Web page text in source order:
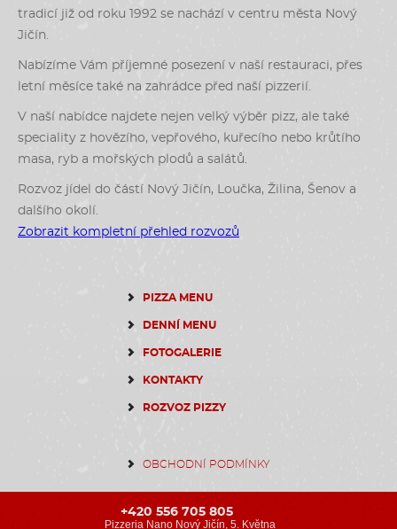
tradicí již od roku 1992 se nachází v centru města Nový
Jičín.
Nabízíme Vám příjemné posezení v naší restauraci, přes
letní měsíce také na zahrádce před naší pizzerií.
V naší nabídce najdete nejen velký výběr pizz, ale také
speciality z hovězího, vepřového, kuřecího nebo krůtího
masa, ryb a mořských plodů a salátů.
Rozvoz jídel do částí Nový Jičín, Loučka, Žilina, Šenov a
dalšího okolí.
Zobrazit kompletní přehled rozvozů
PIZZA MENU
DENNÍ MENU
FOTOGALERIE
KONTAKTY
ROZVOZ PIZZY
OBCHODNÍ PODMÍNKY
+420 556 705 805
Pizzeria Nano Nový Jičín, 5. Května